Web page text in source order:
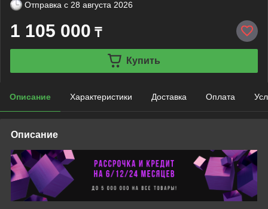
Отправка с 28 августа 2026
1 105 000 ₸
Купить
Описание Характеристики Доставка Оплата
Описание